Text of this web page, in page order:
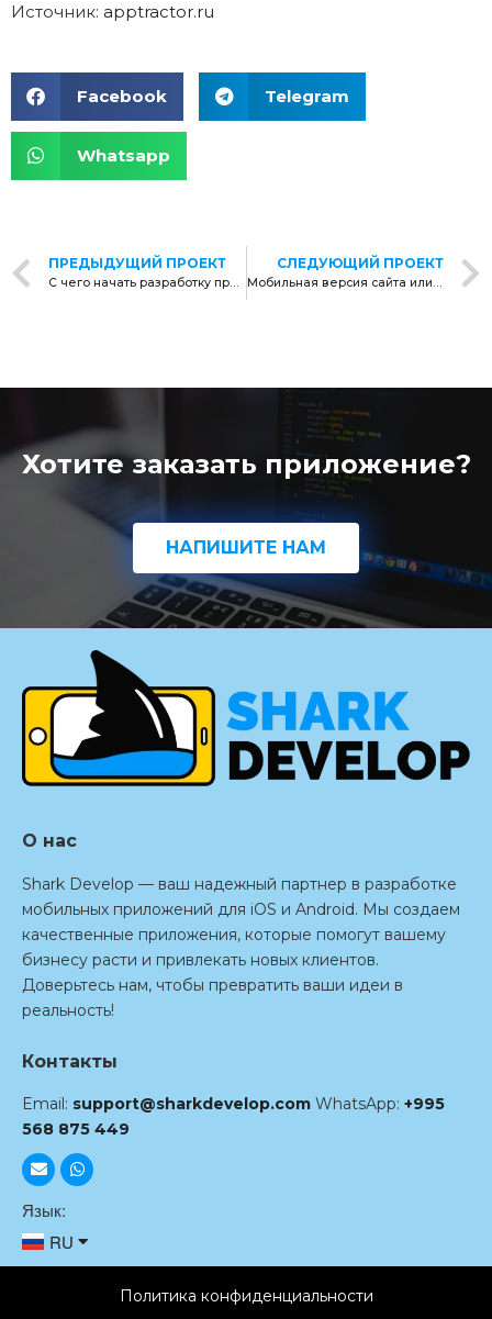
Источник: apptractor.ru
Facebook Telegram
Whatsapp
ПРЕДЫДУЩИЙ ПРОЕКТ
С чего начать разработку приложения?
СЛЕДУЮЩИЙ ПРОЕКТ
Мобильная версия cайта или мобильное приложение – что нужно вашей компании?
Хотите заказать приложение?
НАПИШИТЕ НАМ
О нас
Shark Develop — ваш надежный партнер в разработке
мобильных приложений для iOS и Android. Мы создаем
качественные приложения, которые помогут вашему
бизнесу расти и привлекать новых клиентов.
Доверьтесь нам, чтобы превратить ваши идеи в
реальность!
Контакты
Email: support@sharkdevelop.com WhatsApp: +995
568 875 449
Язык:
RU
EN
Политика конфиденциальности